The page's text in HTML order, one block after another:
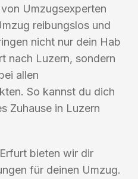
Umzugsexperten
reibungslos und
nicht nur dein Hab
nach Luzern, sondern
allen
So kannst du dich
Zuhause in Luzern
bieten wir dir
für deinen Umzug.